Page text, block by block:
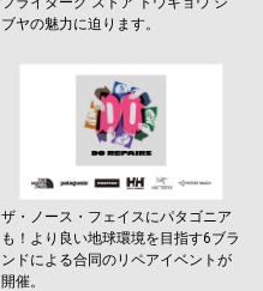
ブヤの魅力に迫ります。
ザ・ノース・フェイスにパタゴニア
も！より良い地球環境を目指す6ブラ
ンドによる合同のリペアイベントが
開催。